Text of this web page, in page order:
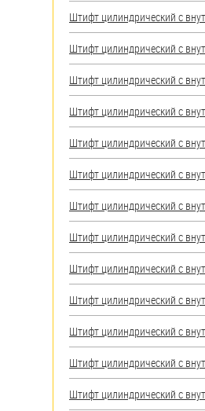
Пробки
Саморезы и шурупы
Стопорные кольца
Такелаж
Хомуты
Шайбы
Шпильки
Шплинты
Штифты и пальцы
Штифт цилиндрический с
Штифт цилиндрический с
Штифт цилиндрический с
Штифт цилиндрический с
Штифт цилиндрический с
Штифт цилиндрический с
Штифт цилиндрический с
Штифт цилиндрический с
Штифт цилиндрический с
Штифт цилиндрический с
Штифт цилиндрический с
Штифт цилиндрический с
Штифт цилиндрический с